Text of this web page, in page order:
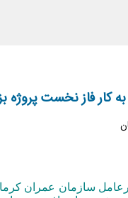
کار فاز نخست
سازمان عمران